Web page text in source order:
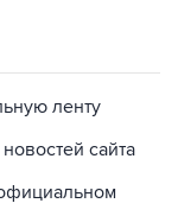
ленту
сайта